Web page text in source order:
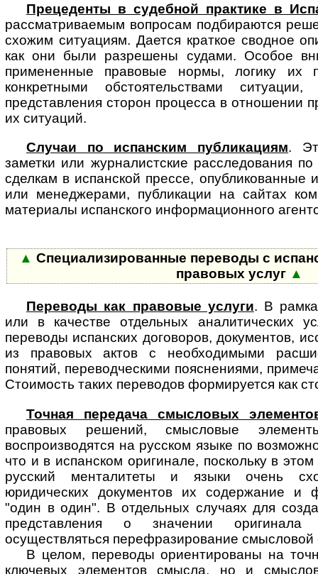
Прецеденты в судебной практике в
рассматриваемым вопросам под­би­ра­ют­ся
схожим ситуациям. Дается краткое сводное
как они были разрешены судами. Особое
примененные правовые нормы, логику их
конкретными обстоятельствами
представления сторон процесса в отношении
их ситуаций.
Случаи по испанским публикациям.
заметки или журналистские рас­сле­до­ва­ния
сделкам в испанской прессе, опубликованные
или менеджерами, публикации на сайтах
материалы испанского информационного
▲ Специализированные переводы с
правовых услуг ▲
Переводы как правовые услуги. В
или в качестве отдельных ана­ли­ти­чес­ких
переводы испанских договоров, документов,
из правовых актов с необходимыми
понятий, переводческими пояснениями,
Стоимость таких переводов формируется как
Точная передача смысловых
правовых решений, смысловые
воспроизводятся на русском языке по
что и в испанском оригинале, поскольку в
русский менталитеты и языки очень
юридических документов их содержание и
"один в один". В отдельных случаях для
представления о значении
осуществляться перефразирование смысловой
В целом, переводы ориентированы на
ключевых элементов смысла, но и